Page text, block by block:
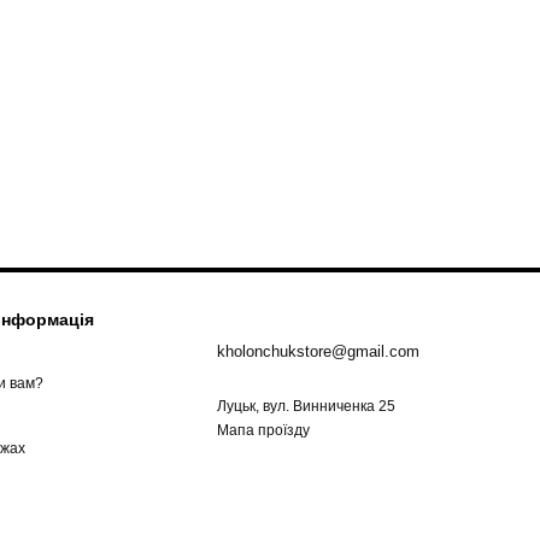
вам?
kholonchukstore@gmail.com
Луцьк, вул. Винниченка 25
Мапа проїзду